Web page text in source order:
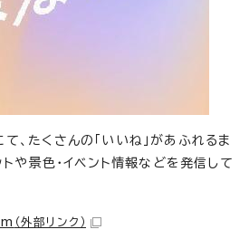
たくさんの「いいね」があふれるま
や景色・イベント情報などを発信して
（外部リンク）